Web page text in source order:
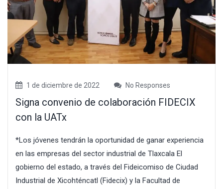
1 de diciembre de 2022 No Responses
Signa convenio de colaboración FIDECIX
con la UATx
*Los jóvenes tendrán la oportunidad de ganar experiencia
en las empresas del sector industrial de Tlaxcala El
gobierno del estado, a través del Fideicomiso de Ciudad
Industrial de Xicohténcatl (Fidecix) y la Facultad de